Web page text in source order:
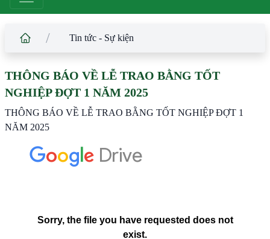
/ Tin tức - Sự kiện
THÔNG BÁO VỀ LỄ TRAO BẰNG TỐT
NGHIỆP ĐỢT 1 NĂM 2025
THÔNG BÁO VỀ LỄ TRAO BẰNG TỐT NGHIỆP ĐỢT 1
NĂM 2025